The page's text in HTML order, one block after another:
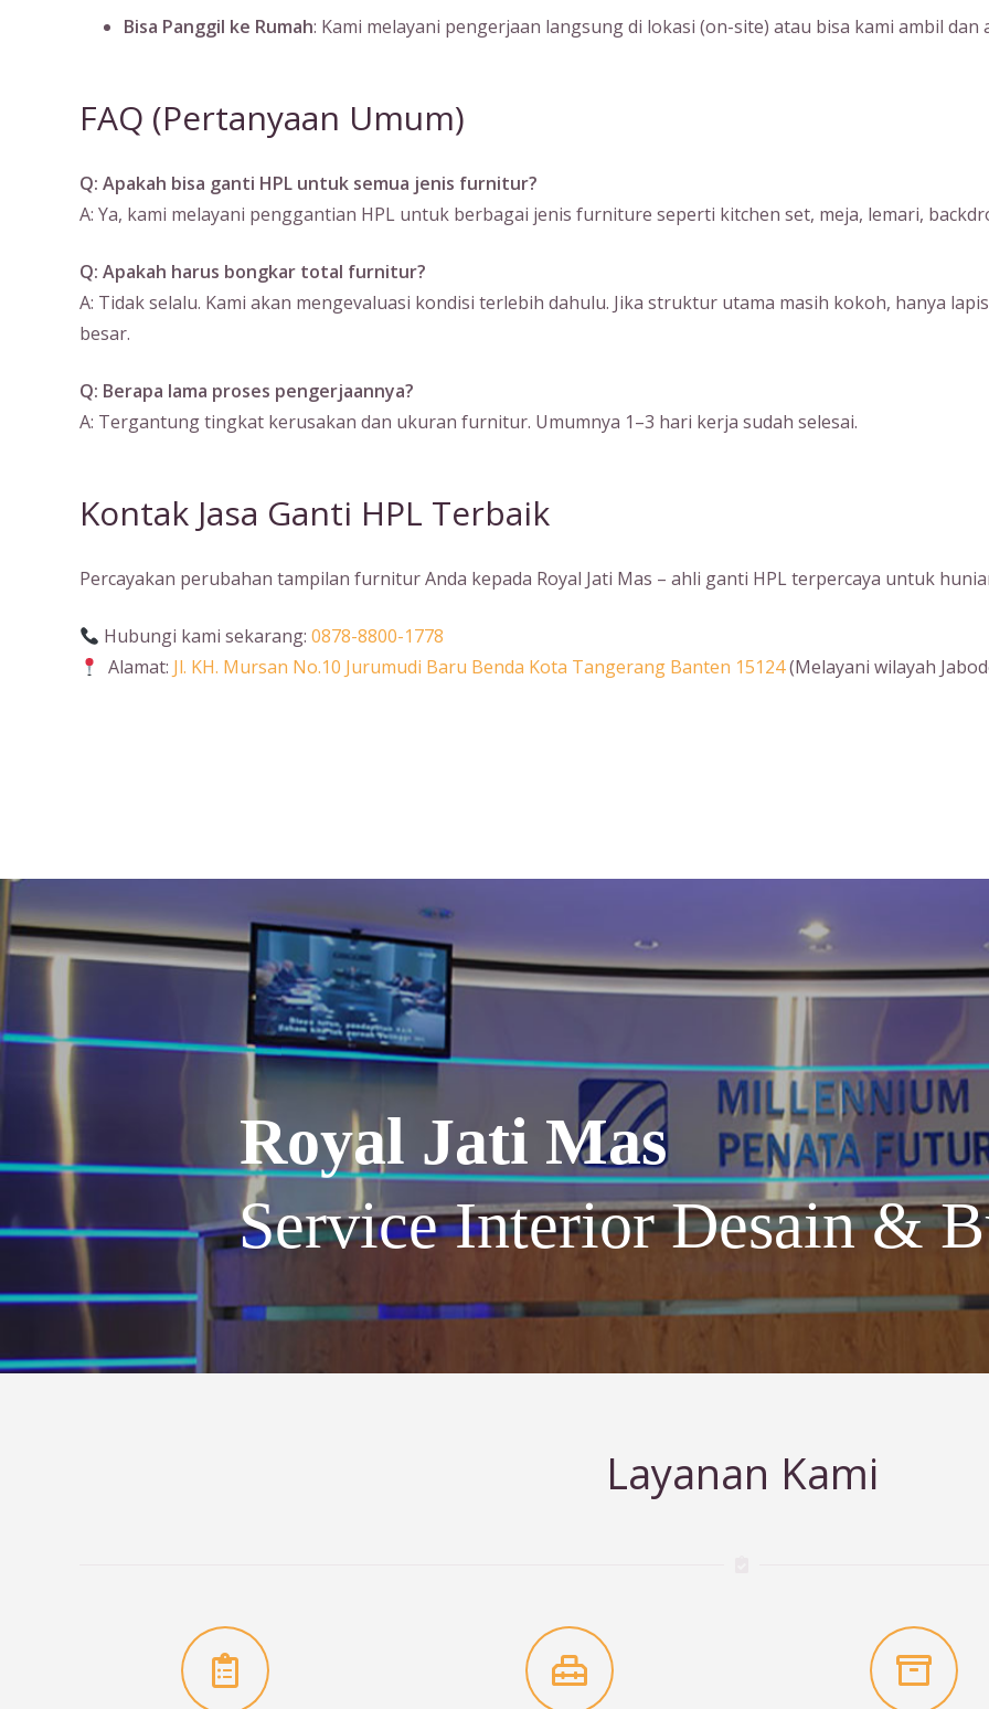
Bisa Panggil ke Rumah: Kami melayani pengerjaan langsung di lokasi (on-site) atau bisa kami ambil dan
FAQ (Pertanyaan Umum)
Q: Apakah bisa ganti HPL untuk semua jenis furnitur?
A: Ya, kami melayani penggantian HPL untuk berbagai jenis furniture seperti kitchen set, meja, lemari,
Q: Apakah harus bongkar total furnitur?
A: Tidak selalu. Kami akan mengevaluasi kondisi terlebih dahulu. Jika struktur utama masih kokoh, hanya
besar.
Q: Berapa lama proses pengerjaannya?
A: Tergantung tingkat kerusakan dan ukuran furnitur. Umumnya 1–3 hari kerja sudah selesai.
Kontak Jasa Ganti HPL Terbaik
Percayakan perubahan tampilan furnitur Anda kepada Royal Jati Mas – ahli ganti HPL terpercaya untuk
Hubungi kami sekarang:0878-8800-1778
Alamat: Jl. KH. Mursan No.10 Jurumudi Baru Benda Kota Tangerang Banten 15124(Melayani wilayah
Royal Jati Mas
Service Interior Desain &
Layanan Kami